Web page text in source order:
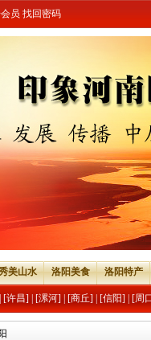
员 找回密码
美山水 洛阳美食 洛阳特产
[许昌] [漯河] [商丘] [信阳] [周